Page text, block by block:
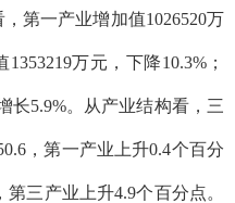
第一产业增加值1026520万
万元，下降10.3%；
长5.9%。从产业结构看，三
，第一产业上升0.4个百分
三产业上升4.9个百分点。